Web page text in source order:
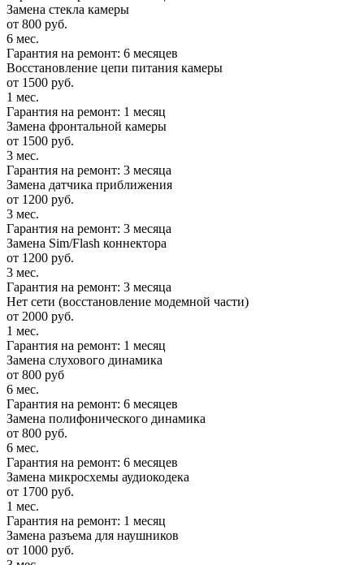
Замена стекла камеры
от 800 руб.
6 мес.
Гарантия на ремонт: 6 месяцев
Восстановление цепи питания камеры
от 1500 руб.
1 мес.
Гарантия на ремонт: 1 месяц
Замена фронтальной камеры
от 1500 руб.
3 мес.
Гарантия на ремонт: 3 месяца
Замена датчика приближения
от 1200 руб.
3 мес.
Гарантия на ремонт: 3 месяца
Замена Sim/Flash коннектора
от 1200 руб.
3 мес.
Гарантия на ремонт: 3 месяца
Нет сети (восстановление модемной части)
от 2000 руб.
1 мес.
Гарантия на ремонт: 1 месяц
Замена слухового динамика
от 800 руб
6 мес.
Гарантия на ремонт: 6 месяцев
Замена полифонического динамика
от 800 руб.
6 мес.
Гарантия на ремонт: 6 месяцев
Замена микросхемы аудиокодека
от 1700 руб.
1 мес.
Гарантия на ремонт: 1 месяц
Замена разъема для наушников
от 1000 руб.